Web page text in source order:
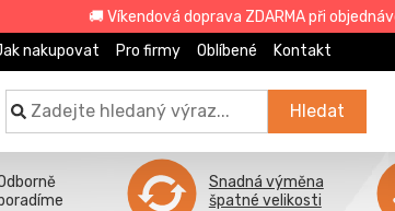
🚚 Víkendová doprava ZDARMA při
nakupovat
Pro firmy Oblíbené Kontakt
Hledat
Snadná výměna
špatné velikosti